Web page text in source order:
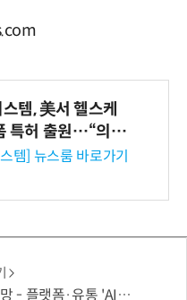
템, 美서 헬스케
특허 출원…“의료
사 공략”
템] 뉴스룸 바로가기
유통 'AI 에이전트 시대' 개막